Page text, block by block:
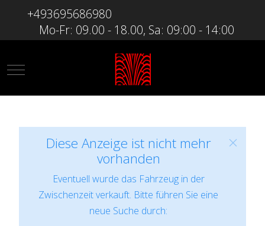
+493695686980
Mo-Fr: 09.00 - 18.00, Sa: 09:00 - 14:00
Mobile Menu Toggle
Diese Anzeige ist nicht mehr
vorhanden
Eventuell wurde das Fahrzeug in der
Zwischenzeit verkauft. Bitte führen Sie eine
neue Suche durch: